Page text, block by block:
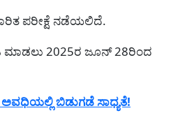
ಪರೀಕ್ಷೆ ನಡೆಯಲಿದೆ.
ಮಾಡಲು 2025ರ ಜೂನ್ 28ರಿಂದ
ಬಿಡುಗಡೆ ಸಾಧ್ಯತೆ!